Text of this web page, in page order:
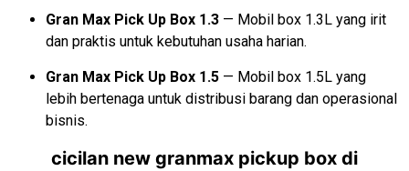
Gran Max Pick Up Box 1.3 — Mobil box 1.3L yang irit
dan praktis untuk kebutuhan usaha harian.
Gran Max Pick Up Box 1.5 — Mobil box 1.5L yang
lebih bertenaga untuk distribusi barang dan operasional
bisnis.
cicilan new granmax pickup box di